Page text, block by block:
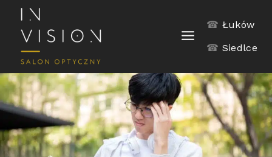
content
☎ Łuków
☎ Siedlce